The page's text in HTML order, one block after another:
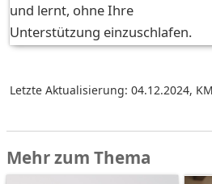
und lernt, ohne Ihre
Unterstützung einzuschlafen.
Letzte Aktualisierung: 04.12.2024, KM
Mehr zum Thema